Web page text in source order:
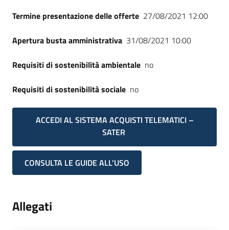
Termine presentazione delle offerte 27/08/2021 12:00
Apertura busta amministrativa 31/08/2021 10:00
Requisiti di sostenibilità ambientale no
Requisiti di sostenibilità sociale no
ACCEDI AL SISTEMA ACQUISTI TELEMATICI –
SATER
CONSULTA LE GUIDE ALL'USO
Allegati